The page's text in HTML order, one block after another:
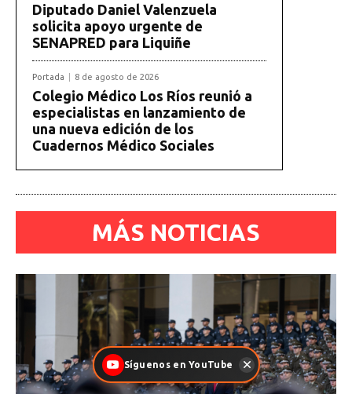
Diputado Daniel Valenzuela
solicita apoyo urgente de
SENAPRED para Liquiñe
Portada 8 de agosto de 2026
Colegio Médico Los Ríos reunió a
especialistas en lanzamiento de
una nueva edición de los
Cuadernos Médico Sociales
MÁS NOTICIAS
Síguenos en YouTube